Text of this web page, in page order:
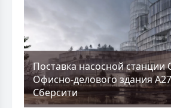
Поставка насосной станции
Офисно-делового здания
Сберсити